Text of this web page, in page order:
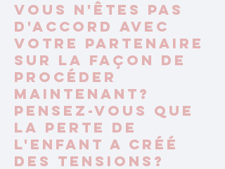
Vous n'êtes pas
d'accord avec
votre partenaire
sur la façon de
procéder
maintenant?
Pensez-vous que
la perte de
l'enfant a créé
des tensions?